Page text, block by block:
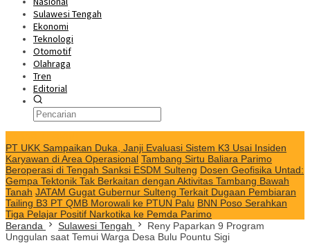
Sulawesi Tengah
Ekonomi
Teknologi
Otomotif
Olahraga
Tren
Editorial
PT UKK Sampaikan Duka, Janji Evaluasi Sistem K3 Usai Insiden
Karyawan di Area Operasional Tambang Sirtu Baliara Parimo
Beroperasi di Tengah Sanksi ESDM Sulteng Dosen Geofisika Untad:
Gempa Tektonik Tak Berkaitan dengan Aktivitas Tambang Bawah
Tanah JATAM Gugat Gubernur Sulteng Terkait Dugaan Pembiaran
Tailing B3 PT QMB Morowali ke PTUN Palu BNN Poso Serahkan
Tiga Pelajar Positif Narkotika ke Pemda Parimo
Beranda
Sulawesi Tengah
Reny Paparkan 9 Program
Unggulan saat Temui Warga Desa Bulu Pountu Sigi